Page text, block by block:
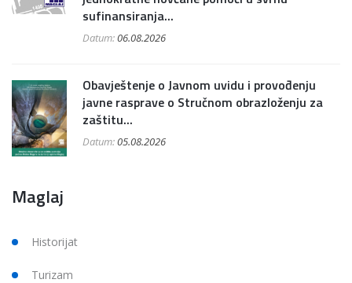
sufinansiranja...
Datum:06.08.2026
Obavještenje o Javnom uvidu i provođenju
javne rasprave o Stručnom obrazloženju za
zaštitu...
Datum:05.08.2026
Maglaj
Historijat
Turizam